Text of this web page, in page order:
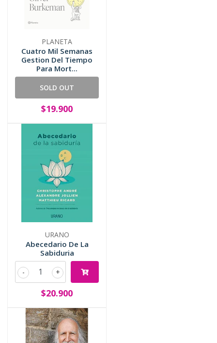
PLANETA
Cuatro Mil Semanas
Gestion Del Tiempo
Para Mort...
SOLD OUT
$19.900
URANO
Abecedario De La
Sabiduria
+
-
$20.900